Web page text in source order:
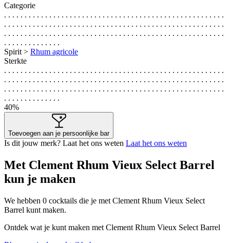
Categorie
. . . . . . . . . . . . . . . . . . . . . . . . . . . . . . . . . . . . . . . . . . . . . . . . . . . . . .
. . . . . . . . . . . . . . . . . . . . . . . . . . . . . . . . . . . . . . . . . . . . . . . . . . . . . .
. . . . . . . . . . . . . . . . . . . . . . . . . . . . . . . . . . . . . . . . . . . . . . . . . . . . . .
. . . . . . . . . . . . . .
Spirit > Rhum agricole
Sterkte
. . . . . . . . . . . . . . . . . . . . . . . . . . . . . . . . . . . . . . . . . . . . . . . . . . . . . .
. . . . . . . . . . . . . . . . . . . . . . . . . . . . . . . . . . . . . . . . . . . . . . . . . . . . . .
. . . . . . . . . . . . . . . . . . . . . . . . . . . . . . . . . . . . . . . . . . . . . . . . . . . . . .
. . . . . . . . . . . . . .
40%
Toevoegen aan je persoonlijke bar
Is dit jouw merk? Laat het ons weten Laat het ons weten
Met Clement Rhum Vieux Select Barrel
kun je maken
We hebben 0 cocktails die je met Clement Rhum Vieux Select
Barrel kunt maken.
Ontdek wat je kunt maken met Clement Rhum Vieux Select Barrel